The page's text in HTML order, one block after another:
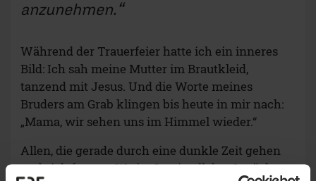
anzunehmen.
Während der Trauerfeier hatte ich ein inneres
Bild: Ich sah meine Mutter im Brautkleid,
tanzend mit Jesus. Und die Worte meines
Bruders am Grab klingen bis heute in mir nach:
„Mama, wir sehen uns im Himmel wieder.“
Allen, die gerade durch eine dunkle Zeit gehen
und sich fragen:Wo ist Gott in all dem?, möchte